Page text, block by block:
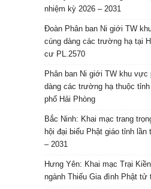
nhiệm kỳ 2026 – 2031
Đoàn Phân ban Ni giới TW
cúng dàng các trường hạ tại
cư PL.2570
Phân ban Ni giới TW khu
dàng các trường hạ thuộc
phố Hải Phòng
Bắc Ninh: Khai mạc trang
hội đại biểu Phật giáo tỉnh
– 2031
Hưng Yên: Khai mạc Trại
ngành Thiếu Gia đình Phật tử